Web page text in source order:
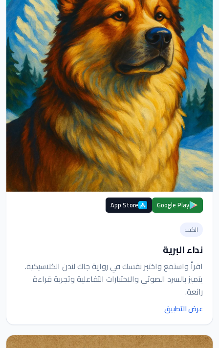
Google Play
App Store
الكتب
نداء البرية
اقرأ واستمع واختبر نفسك في رواية جاك لندن الكلاسيكية.
يتميز بالسرد الصوتي والاختبارات التفاعلية وتجربة قراءة
رائعة.
عرض التطبيق